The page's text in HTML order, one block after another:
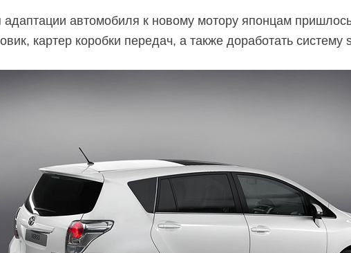
адаптации автомобиля к новому мотору японцам
картер коробки передач, а также доработать систему